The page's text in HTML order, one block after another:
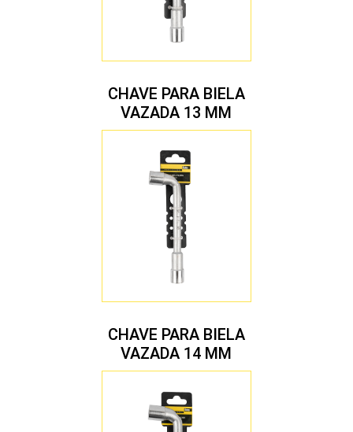
CHAVE PARA BIELA
VAZADA 13 MM
CHAVE PARA BIELA
VAZADA 14 MM